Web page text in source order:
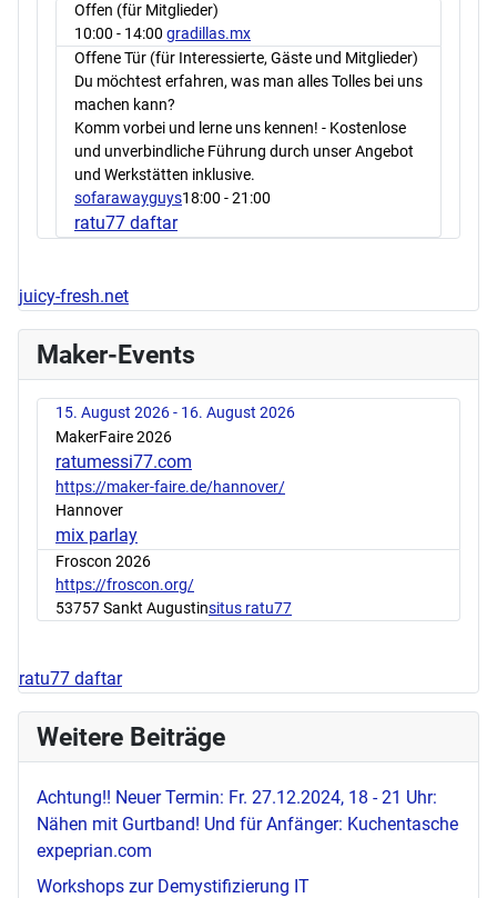
Offen (für Mitglieder)
10:00 - 14:00 gradillas.mx
Offene Tür (für Interessierte, Gäste und Mitglieder)
Du möchtest erfahren, was man alles Tolles bei uns
machen kann?
Komm vorbei und lerne uns kennen! - Kostenlose
und unverbindliche Führung durch unser Angebot
und Werkstätten inklusive.
sofarawayguys18:00 - 21:00
ratu77 daftar
juicy-fresh.net
Maker-Events
15. August 2026 - 16. August 2026
MakerFaire 2026
ratumessi77.com
https://maker-faire.de/hannover/
Hannover
mix parlay
Froscon 2026
https://froscon.org/
53757 Sankt Augustinsitus ratu77
ratu77 daftar
Weitere Beiträge
Achtung!! Neuer Termin: Fr. 27.12.2024, 18 - 21 Uhr:
Nähen mit Gurtband! Und für Anfänger: Kuchentasche
expeprian.com
Workshops zur Demystifizierung IT